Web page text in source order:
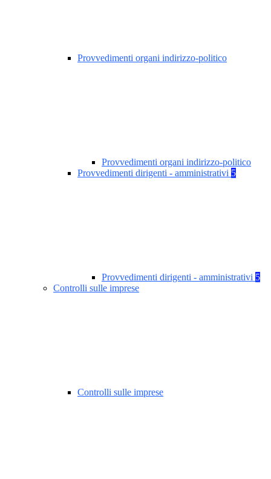
Provvedimenti organi indirizzo-politico
Provvedimenti organi indirizzo-politico
Provvedimenti dirigenti - amministrativi 5
Provvedimenti dirigenti - amministrativi 5
Controlli sulle imprese
Controlli sulle imprese